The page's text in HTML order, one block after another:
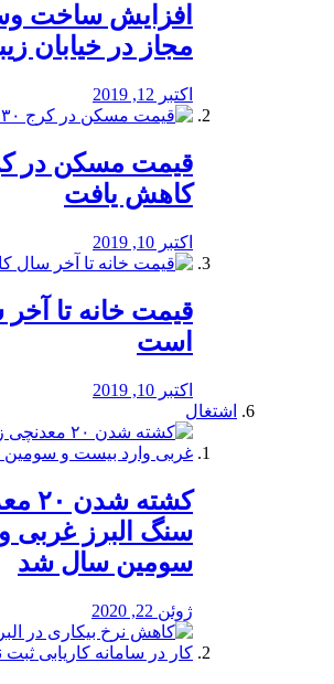
افزایش ساخت
مجاز در خیابان
اکتبر 12, 2019
کاهش یافت
اکتبر 10, 2019
قیمت خانه تا
است
اکتبر 10, 2019
اشتغال
سنگ البرز غربی
سومین سال شد
ژوئن 22, 2020